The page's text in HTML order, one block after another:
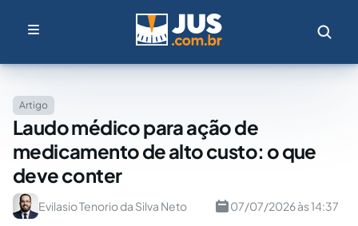
Artigo
Laudo médico para ação de
medicamento de alto custo: o que
deve conter
Evilasio Tenorio da Silva Neto 07/07/2026 às 14:37